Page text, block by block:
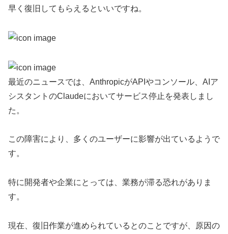
早く復旧してもらえるといいですね。
最近のニュースでは、AnthropicがAPIやコンソール、AIア
シスタントのClaudeにおいてサービス停止を発表しまし
た。
この障害により、多くのユーザーに影響が出ているようで
す。
特に開発者や企業にとっては、業務が滞る恐れがありま
す。
現在、復旧作業が進められているとのことですが、原因の